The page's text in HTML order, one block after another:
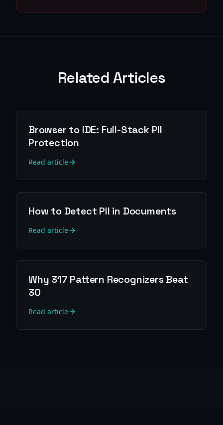
Related Articles
Browser to IDE: Full-Stack PII
Protection
Read article
How to Detect PII in Documents
Read article
Why 317 Pattern Recognizers Beat
30
Read article